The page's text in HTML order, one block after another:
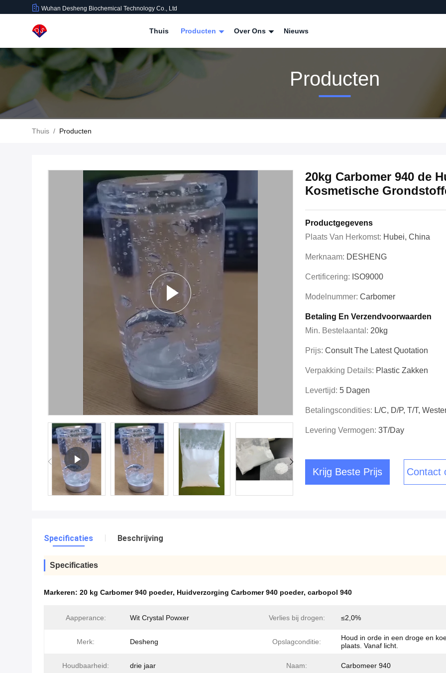
Wuhan Desheng Biochemical Technology Co., Ltd
Thuis Producten Over Ons Nieuws
Producten
Thuis / Producten
20kg Carbomer 940 de
Kosmetische
Productgegevens
Plaats Van Herkomst: Hubei, China
Merknaam: DESHENG
Certificering: ISO9000
Modelnummer: Carbomer
Betaling En Verzendvoorwaarden
Min. Bestelaantal: 20kg
Prijs: Consult The Latest Quotation
Verpakking Details: Plastic Zakken
Levertijd: 5 Dagen
Betalingscondities: L/C, D/P, T/T,
Levering Vermogen: 3T/day
Krijg Beste Prijs Contact
Specificaties Beschrijving
Specificaties
Markeren: 20 kg Carbomer 940 poeder, Huidverzorging Carbomer 940 poeder, carbopol 940
Aapperance: Wit Crystal Powxer Verlies bij drogen: ≤2,0%
Merk: Desheng Opslagconditie:
Houd in orde in een droge en
plaats. Vanaf licht.
Houdbaarheid: drie jaar Naam: Carbomeer 940